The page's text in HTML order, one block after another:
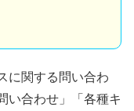
に関する問い合わ
い合わせ」「各種キ